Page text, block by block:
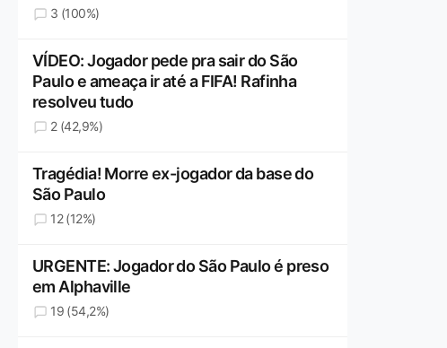
3 (100%)
VÍDEO: Jogador pede pra sair do São
Paulo e ameaça ir até a FIFA! Rafinha
resolveu tudo
2 (42,9%)
Tragédia! Morre ex-jogador da base do
São Paulo
12 (12%)
URGENTE: Jogador do São Paulo é preso
em Alphaville
19 (54,2%)